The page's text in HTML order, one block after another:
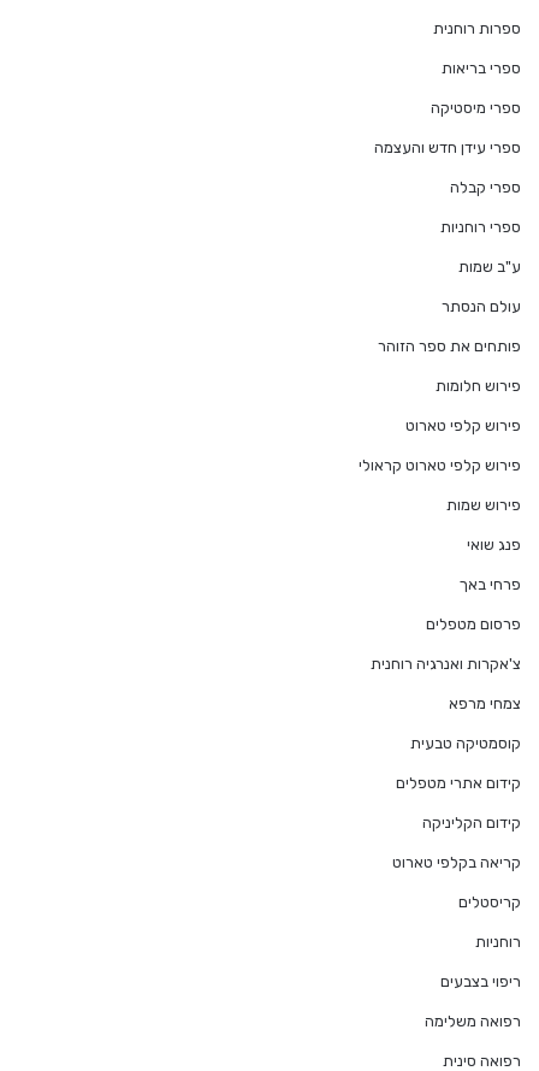
ספרות רוחנית
ספרי בריאות
ספרי מיסטיקה
ספרי עידן חדש והעצמה
ספרי קבלה
ספרי רוחניות
ע"ב שמות
עולם הנסתר
פותחים את ספר הזוהר
פירוש חלומות
פירוש קלפי טארוט
פירוש קלפי טארוט קראולי
פירוש שמות
פנג שואי
פרחי באך
פרסום מטפלים
צ'אקרות ואנרגיה רוחנית
צמחי מרפא
קוסמטיקה טבעית
קידום אתרי מטפלים
קידום הקליניקה
קריאה בקלפי טארוט
קריסטלים
רוחניות
ריפוי בצבעים
רפואה משלימה
רפואה סינית